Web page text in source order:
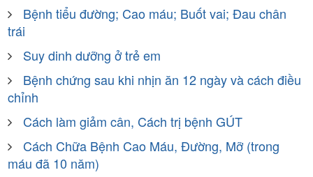
Bệnh tiểu đường; Cao máu; Buốt vai; Đau chân
trái
Suy dinh dưỡng ở trẻ em
Bệnh chứng sau khi nhịn ăn 12 ngày và cách điều
chỉnh
Cách làm giảm cân, Cách trị bệnh GÚT
Cách Chữa Bệnh Cao Máu, Đường, Mỡ (trong
máu đã 10 năm)